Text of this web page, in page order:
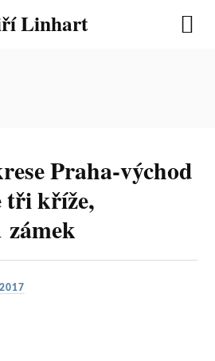
Linhart
Praha-východ
tři kříže,
zámek